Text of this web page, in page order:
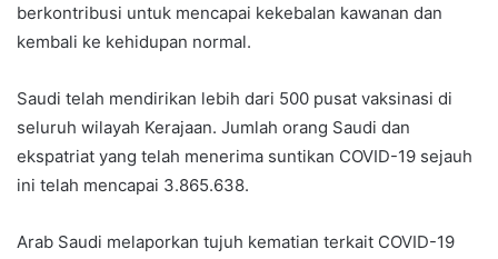
berkontribusi untuk mencapai kekebalan kawanan dan
kembali ke kehidupan normal.
Saudi telah mendirikan lebih dari 500 pusat vaksinasi di
seluruh wilayah Kerajaan. Jumlah orang Saudi dan
ekspatriat yang telah menerima suntikan COVID-19 sejauh
ini telah mencapai 3.865.638.
Arab Saudi melaporkan tujuh kematian terkait COVID-19